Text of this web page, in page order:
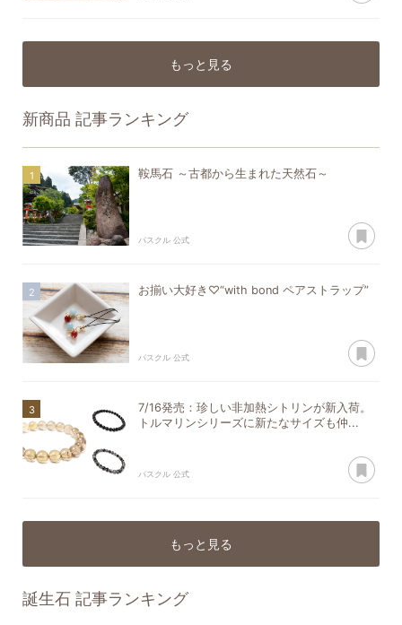
もっと見る
新商品 記事ランキング
鞍馬石 ～古都から生まれた天然石～
パスクル 公式
お揃い大好き♡“with bond ペアストラップ”
パスクル 公式
7/16発売：珍しい非加熱シトリンが新入荷。
トルマリンシリーズに新たなサイズも仲...
パスクル 公式
もっと見る
誕生石 記事ランキング